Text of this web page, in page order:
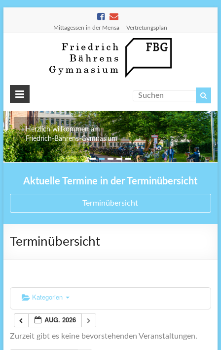
Mittagessen in der Mensa Vertretungsplan
Herzlich willkommen am
Friedrich-Bährens-Gymnasium
Aktuelle Termine in der Terminübersicht
Terminübersicht
Terminübersicht
Kategorien
AUG. 2026
Zurzeit gibt es keine bevorstehenden Veranstaltungen.